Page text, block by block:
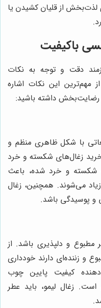
از قلیان کشیدن یا
باکیفیت
دقت و توجه به نکات
مهم‌ترین این نکات اشاره
رضایت‌بخش داشته باشید:
با شکل ظاهری منظم و
خرید زغال‌های شکسته و خرد
شکسته و خرد شده، باعث
می‌شوند. همچنین، زغال
و پوسیدگی باشد.
مطبوع و دلپذیری باشد. از
و زننده‌ای دارند خودداری
کیفیت پایین چوب
است. زغال لیمو، باید عطر